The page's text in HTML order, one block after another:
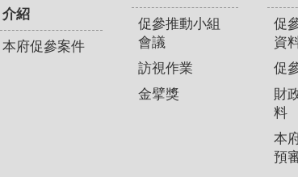
介紹
本府促參案件
促參推動小組
會議
訪視作業
金擘獎
促
資
促
財
料
本
預